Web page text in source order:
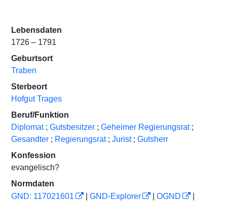
Lebensdaten
1726 – 1791
Geburtsort
Traben
Sterbeort
Hofgut Trages
Beruf/Funktion
Diplomat ; Gutsbesitzer ; Geheimer Regierungsrat ;
Gesandter ; Regierungsrat ; Jurist ; Gutsherr
Konfession
evangelisch?
Normdaten
GND: 117021601
GND-Explorer OGND